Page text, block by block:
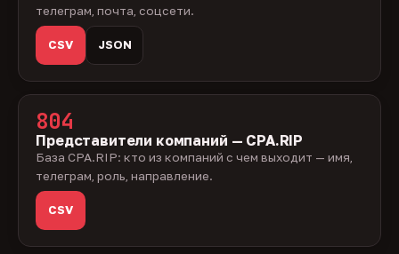
телеграм, почта, соцсети.
CSV JSON
804
Представители компаний — CPA.RIP
База CPA.RIP: кто из компаний с чем выходит — имя,
телеграм, роль, направление.
CSV